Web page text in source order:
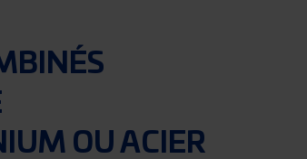
OU ACIER